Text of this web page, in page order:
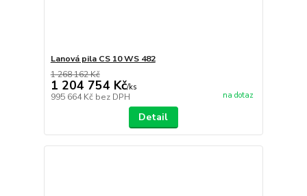
Lanová pila CS 10 WS 482
1 268 162 Kč
1 204 754 Kč/ks
995 664 Kč bez DPH na dotaz
Detail